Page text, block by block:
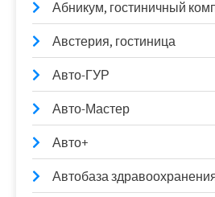
Абникум, гостиничный
Австерия, гостиница
Авто-ГУР
Авто-Мастер
Авто+
Автобаза